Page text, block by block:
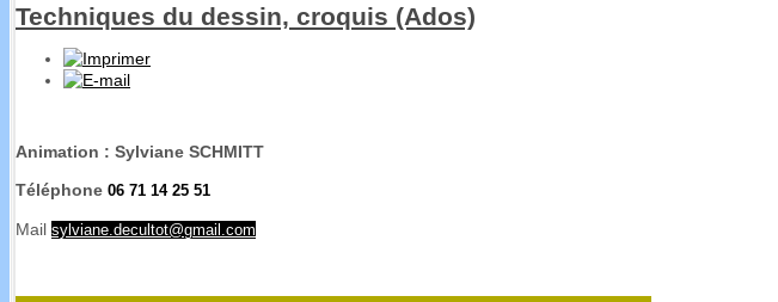
Techniques du dessin, croquis (Ados)
Animation : Sylviane SCHMITT
Téléphone 06 71 14 25 51
Mail sylviane.decultot@gmail.com